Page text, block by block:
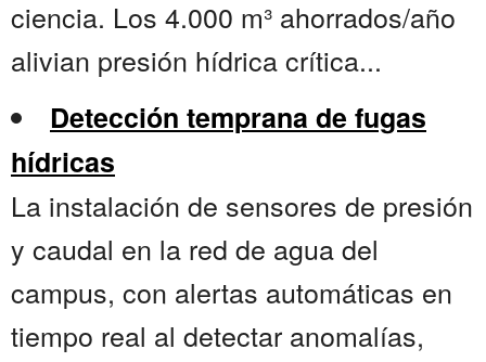
ciencia. Los 4.000 m³ ahorrados/año
alivian presión hídrica crítica...
Detección temprana de fugas
hídricas
La instalación de sensores de presión
y caudal en la red de agua del
campus, con alertas automáticas en
tiempo real al detectar anomalías,